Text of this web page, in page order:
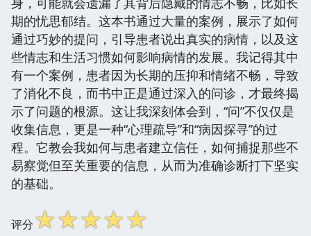
期的忧思郁结。这本书通过大量的案例，展示了如何
通过巧妙的提问，引导患者说出真实的病情，以及这
些情志和生活习惯如何影响病情的发展。我记得其中
有一个案例，患者因为长期的压抑和情绪不畅，导致
了消化不良，而书中正是通过深入的问诊，才最终揭
示了问题的根源。这让我深刻体会到，“问”不仅仅是
收集信息，更是一种“心理疏导”和“病因探寻”的过
程。它教会我如何与患者建立信任，如何捕捉那些不
易察觉但至关重要的信息，从而为准确诊断打下坚实
的基础。
评分☆☆☆☆☆